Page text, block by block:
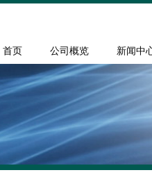
首页 公司概览 新闻中